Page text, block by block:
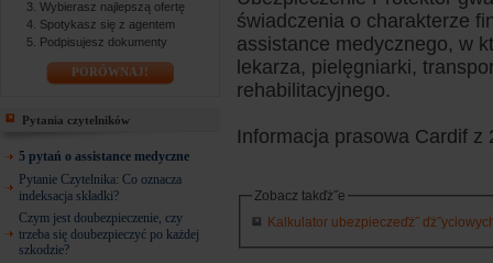
Wybierasz najlepszą ofertę
Spotykasz się z agentem
Podpisujesz dokumenty
PORÓWNAJ!
Pytania czytelników
5 pytań o assistance medyczne
Pytanie Czytelnika: Co oznacza
indeksacja składki?
Czym jest doubezpieczenie, czy
trzeba się doubezpieczyć po każdej
szkodzie?
świadczenia o charakterze
assistance medycznego, w
lekarza, pielęgniarki,
rehabilitacyjnego.
Informacja prasowa Cardif z
Zobacz takďż˝e
Kalkulator ubezpieczeďż˝